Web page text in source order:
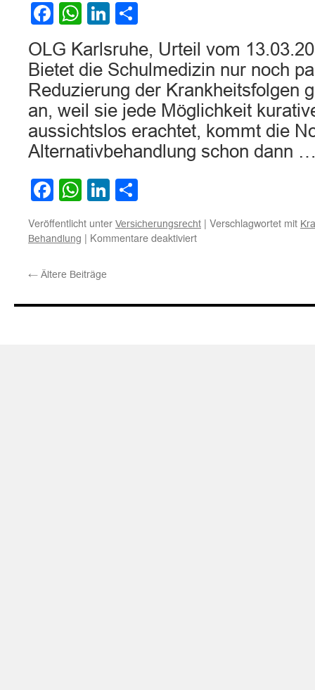
Facebook
WhatsApp
LinkedIn
OLG Karlsruhe, Urteil vom
Bietet die Schulmedizin nur noch
Reduzierung der Krankheitsfolgen
an, weil sie jede Möglichkeit
aussichtslos erachtet, kommt die
Alternativbehandlung schon dann
Facebook
WhatsApp
LinkedIn
Veröffentlicht unter Versicherungsrecht | Verschlagwortet mit
Behandlung | Kommentare deaktiviertfür
Krankenversicherung
← Ältere Beiträge